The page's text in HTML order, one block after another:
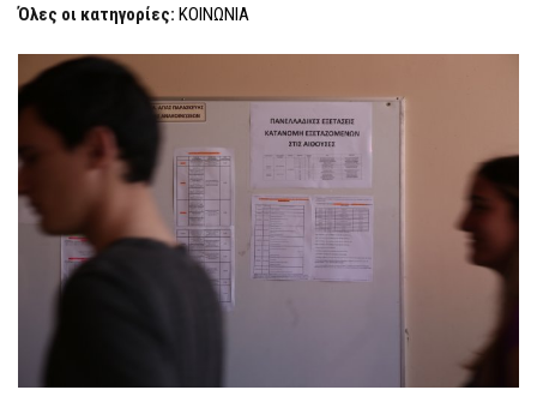
Όλες οι κατηγορίες: ΚΟΙΝΩΝΙΑ